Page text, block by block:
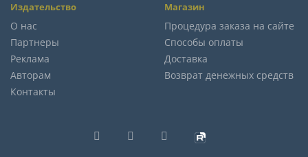
Издательство
О нас
Партнеры
Реклама
Авторам
Контакты
Магазин
Процедура заказа на сайте
Способы оплаты
Доставка
Возврат денежных средств